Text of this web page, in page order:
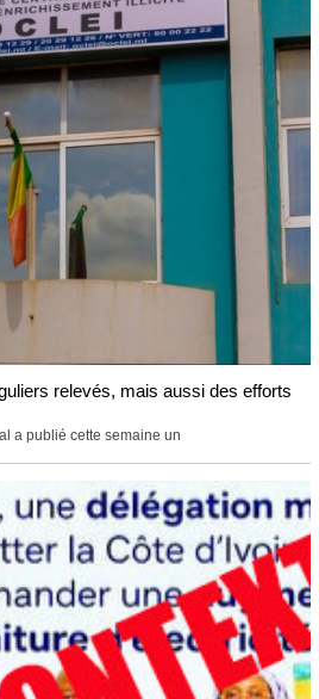
relevés, mais aussi des efforts
a publié cette semaine un